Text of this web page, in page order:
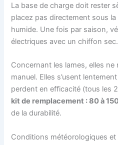
La base de charge doit rester
placez pas directement sous
humide. Une fois par saison,
électriques avec un chiffon sec.
Concernant les lames, elles ne
manuel. Elles s’usent
perdent en efficacité (tous les
kit de remplacement : 80 à
de la durabilité.
Conditions météorologiques